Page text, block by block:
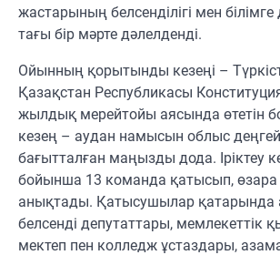
жастарының белсенділігі мен
тағы бір мәрте дәлелденді.
Ойынның қорытынды кезеңі –
Қазақстан Республикасы
жылдық мерейтойы аясында өтетін
кезең – аудан намысын облыс
бағытталған маңызды дода. Іріктеу
бойынша 13 команда қатысып,
анықтады. Қатысушылар қатарында
белсенді депутаттары, мемлекеттік
мектеп пен колледж ұстаздары,